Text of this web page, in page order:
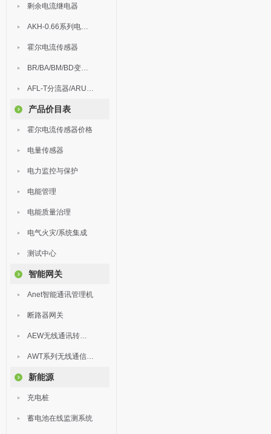
剩余电流继电器
AKH-0.66系列电流互感器
霍尔电流传感器
BR/BA/BM/BD变送器
AFL-T分流器/ARU浪涌保护器
产品价目表
霍尔电流传感器价格
电量传感器
电力监控与保护
电能管理
电能质量治理
电气火灾/系统集成
测试中心
智能网关
Anet智能通讯管理机
断路器网关
AEW无线通讯转换器
AWT系列无线通信终端
新能源
充电桩
蓄电池在线监测系统